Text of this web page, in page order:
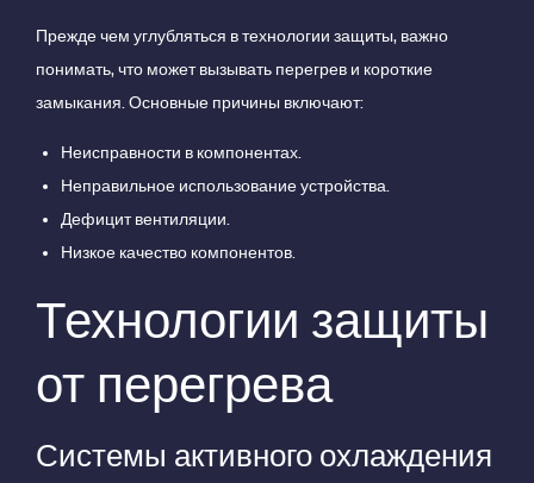
Прежде чем углубляться в технологии защиты, важно
понимать, что может вызывать перегрев и короткие
замыкания. Основные причины включают:
Неисправности в компонентах.
Неправильное использование устройства.
Дефицит вентиляции.
Низкое качество компонентов.
Технологии защиты
от перегрева
Системы активного охлаждения